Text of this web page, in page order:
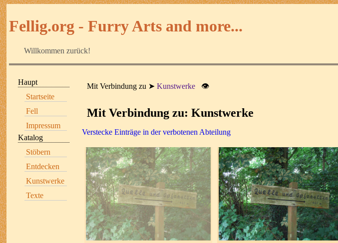
Fellig.org - Furry Arts and more...
Willkommen zurück!
Haupt
Startseite
Fell
Impressum
Katalog
Stöbern
Entdecken
Kunstwerke
Texte
Mit Verbindung zu Kunstwerke 👁
Mit Verbindung zu: Kunstwerke
Verstecke Einträge in der verbotenen Abteilung